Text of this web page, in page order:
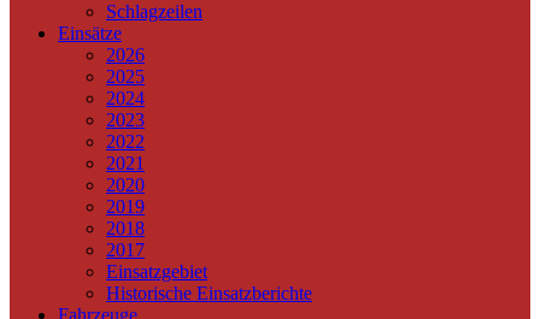
Schlagzeilen
Einsätze
2026
2025
2024
2023
2022
2021
2020
2019
2018
2017
Einsatzgebiet
Historische Einsatzberichte